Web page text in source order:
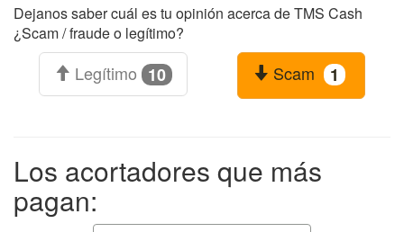
Dejanos saber cuál es tu opinión acerca de TMS Cash
¿Scam / fraude o legítimo?
Legítimo 10 Scam 1
Los acortadores que más
pagan: